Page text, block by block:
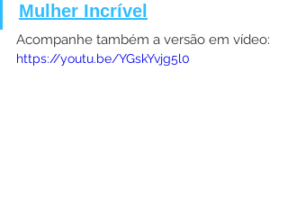
Mulher Incrível
Acompanhe também a versão em vídeo:
https://youtu.be/YGskYvjg5l0